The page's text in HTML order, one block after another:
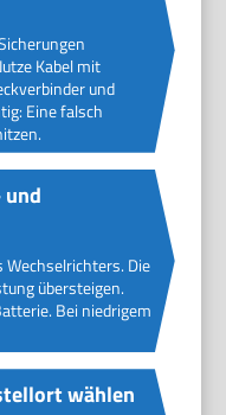
Kabel mit
und
Eine falsch
Wechselrichters. Die
übersteigen.
Bei niedrigem
wählen